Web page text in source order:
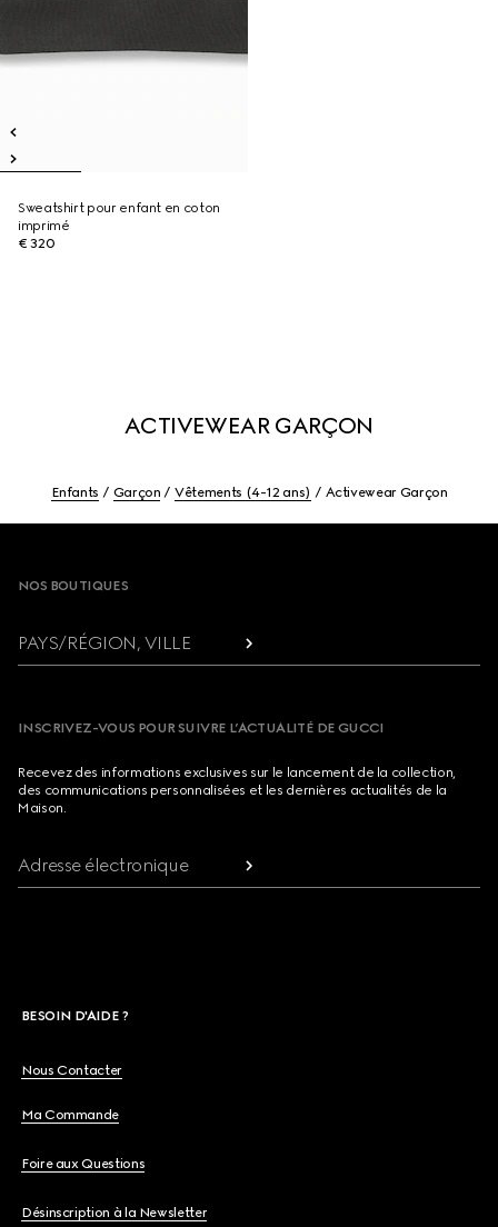
Sweatshirt pour enfant en coton
imprimé
€ 320
ACTIVEWEAR GARÇON
Enfants Garçon Vêtements (4-12 ans) Activewear Garçon
NOS BOUTIQUES
PAYS/RÉGION, VILLE
INSCRIVEZ-VOUS POUR SUIVRE L’ACTUALITÉ DE GUCCI
Recevez des informations exclusives sur le lancement de la collection,
des communications personnalisées et les dernières actualités de la
Maison.
Adresse électronique
BESOIN D'AIDE ?
Nous Contacter
Ma Commande
Foire aux Questions
Désinscription à la Newsletter